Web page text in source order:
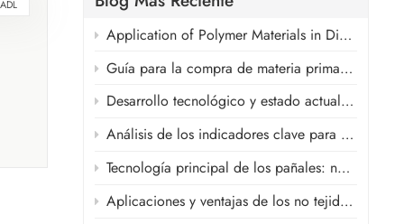
Application of Polymer Materials in Disposable Absorbent Hygiene Products
Guía para la compra de materia prima para compresas sanitarias
Desarrollo tecnológico y estado actual de las cintas frontales, las cintas laterales y los materiales de la cintura elástica de los pañales.
Análisis de los indicadores clave para las películas transpirables de la capa posterior en pañales
Tecnología principal de los pañales: núcleo absorbente SAP ultrafino.
Aplicaciones y ventajas de los no tejidos spunlace en productos de higiene.